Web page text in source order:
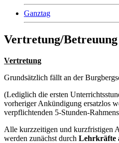
Ganztag
Vertretung/Betreuung
Vertretung
Grundsätzlich fällt an der
(Lediglich die ersten
vorheriger Ankündigung ersatzlos
verpflichtenden 5-Stunden-
Alle kurzzeitigen und kurzfristigen
werden zunächst durch Lehrkräfte